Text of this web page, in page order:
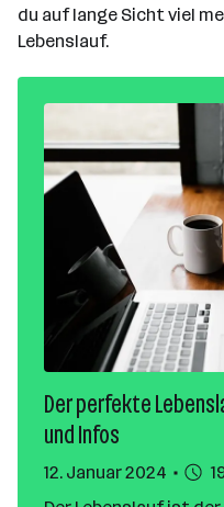
du auf lange Sicht viel
Lebenslauf.
Der perfekte
und Infos
12. Januar 2024